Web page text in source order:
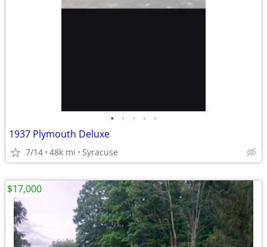
• • • • •
1937 Plymouth Deluxe
7/14 48k mi Syracuse
$17,000